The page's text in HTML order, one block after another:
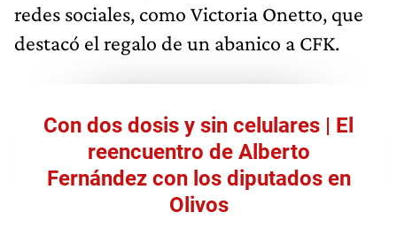
redes sociales, como Victoria Onetto, que
destacó el regalo de un abanico a CFK.
Con dos dosis y sin celulares | El
reencuentro de Alberto
Fernández con los diputados en
Olivos